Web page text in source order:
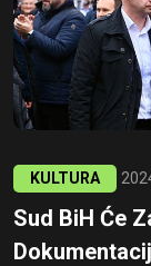
KULTURA
Sud BiH Će